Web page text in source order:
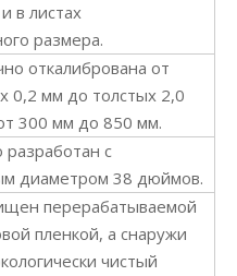
в листах
размера.
откалибрована от
0,2 мм до толстых 2,0
300 мм до 850 мм.
разработан с
диаметром 38 дюймов.
перерабатываемой
пленкой, а снаружи
чистый